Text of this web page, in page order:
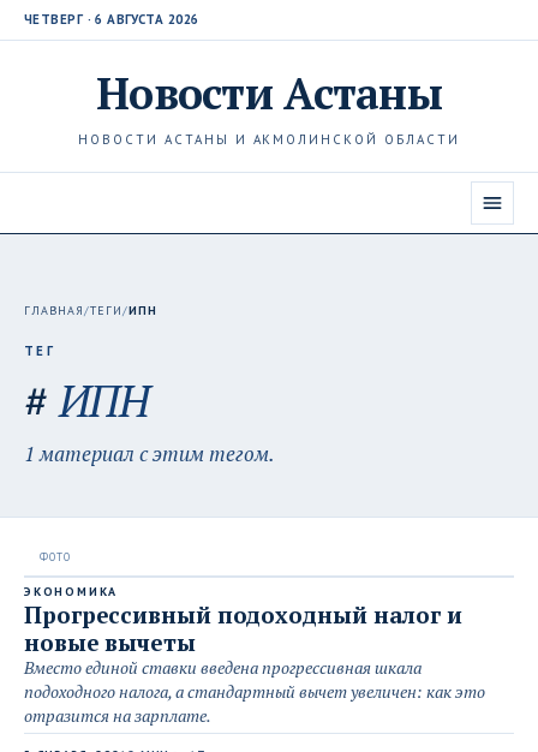
ЧЕТВЕРГ · 6 АВГУСТА 2026
НовостиАстаны
НОВОСТИ АСТАНЫ И АКМОЛИНСКОЙ ОБЛАСТИ
ГЛАВНАЯ/ТЕГИ/ИПН
ТЕГ
#ИПН
1 материал с этим тегом.
ЭКОНОМИКА
Прогрессивный подоходный налог и
новые вычеты
Вместо единой ставки введена прогрессивная шкала
подоходного налога, а стандартный вычет увеличен: как это
отразится на зарплате.